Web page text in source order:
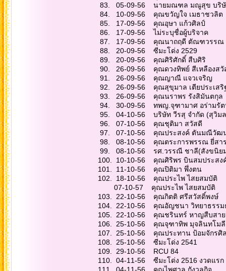
83. 05-09-56 นายมณฑล ม
84. 10-09-56 คุณข
85. 17-09-56 คุ
86. 17-09-56 ไ
87. 17-09-56 คุณ
88. 20-09-56 ซี
89. 20-09-56 คุ
90. 26-09-56 คุณดว
91. 26-09-56 คุ
92. 26-09-56 คุณสุ
93. 26-09-56 คุณ
94. 30-09-56 ทพญ.
95. 04-10-56 บริษัท วี
96. 07-10-56 คุ
97. 07-10-56 คุณป
98. 08-10-56 คุณต
99. 08-10-56 รศ.ว
100. 10-10-56 คุณ
101. 11-10-56
102. 18-10-56
07-10-57 คุณประ
103. 22-10-56 คุ
104. 22-10-56 คุณ
105. 22-10-56 คุณ
106. 25-10-56 คุณ
107. 25-10-56 คุณป
108. 25-10-56
109. 29-10-56
110. 04-11-56 ซีมะ
111. 04-11-56